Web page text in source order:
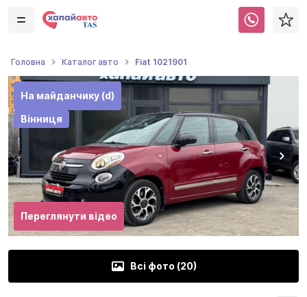
Головна Каталог авто Fiat 1021901
На майданчику (d)
Вінниця
Переглянути відео
Всі фото (20)